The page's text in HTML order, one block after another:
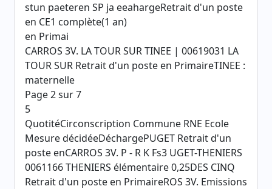
stun paeteren SP ja eeahargeRetrait d'un poste
en CE1 complète(1 an)
en Primai
CARROS 3V. LA TOUR SUR TINEE | 00619031 LA
TOUR SUR Retrait d'un poste en PrimaireTINEE :
maternelle
Page 2 sur 7
5
QuotitéCirconscription Commune RNE Ecole
Mesure décidéeDéchargePUGET Retrait d'un
poste enCARROS 3V. P - R K Fs3 UGET-THENIERS
0061166 THENIERS élémentaire 0,25DES CINQ
Retrait d'un poste en PrimaireROS 3V. Emissions